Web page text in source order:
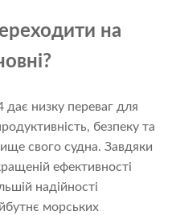
на
дає низку переваг для
безпеку та
свого судна. Завдяки
ефективності
надійності
морських